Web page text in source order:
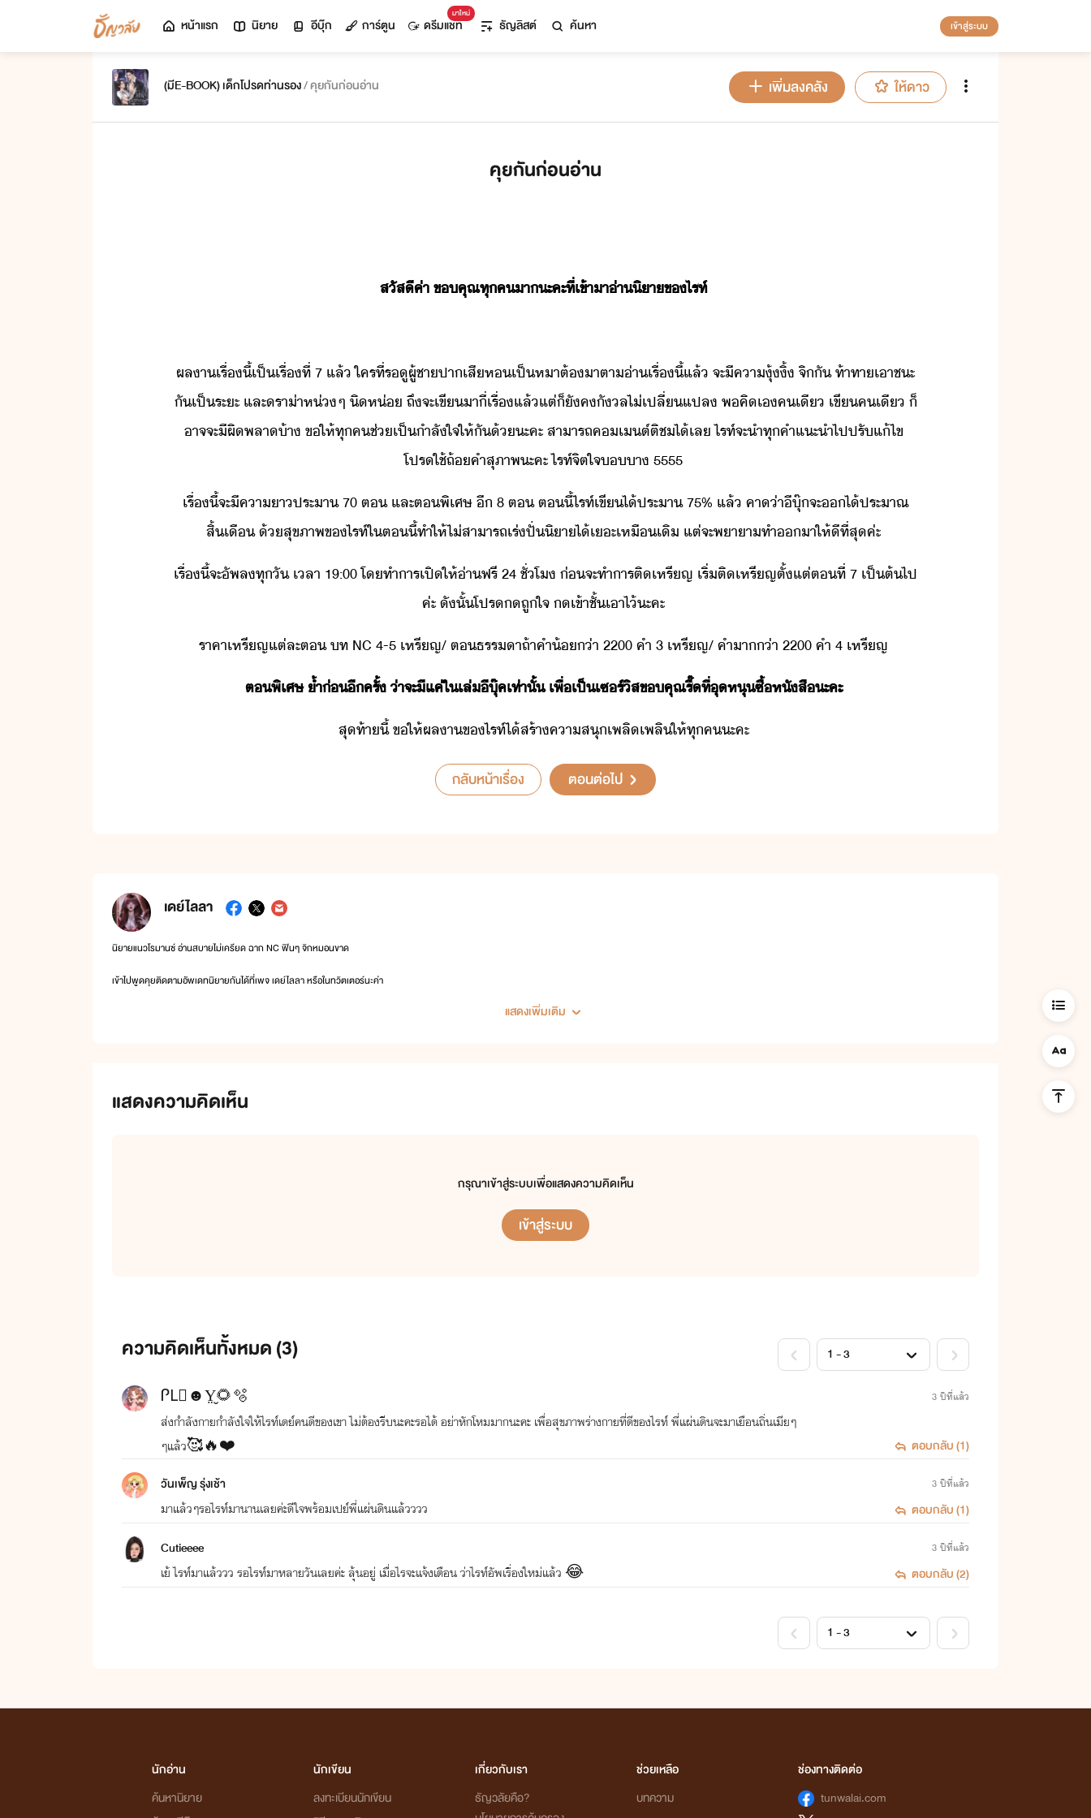
หน้าแรก นิยาย อีบุ๊ก การ์ตูน
มาใหม่
ดรีมแชท ธัญลิสต์ ค้นหา เข้าสู่ระบบ
(มีE-BOOK) เด็กโปรดท่านรอง/ คุยกันก่อนอ่าน เพิ่มลงคลัง ให้ดาว
คุยกันก่อนอ่าน
สัสี​ค่า​ ​ขคุณ​ทุค​า​ะคะ​ที่​เข้าา​่า​ิา​ข​ไรท์
ผลา​เรื่​ี้​เป็เรื่​ที่​ ​7​ ​แล้​ ​ใคร​ที่​รู​ผู้ชา​ปาเสี​ห​เป็​หา​ต้​าตา​​่า​เรื่​ี้​แล้​ ​จะ​ี​คาุ​้​ิ​้​ ​จิ​ั​ ​ท้าทา​เาชะ​
ั​เป็ระะ​ ​และ​รา่า​ห่​ๆ​ ​ิห่​ ​ถึ​จะ​เขี​าี​่​เรื่​แล้แต่​็​ัค​ัล​ไ่เปลี่แปล​ ​พคิ​เ​คเี​ ​เขี​คเี​ ​็​
าจจะ​ี​ผิพลา​้า​ ​ขให้​ทุค​ช่​เป็ำลั​ใจ​ให้​ั​้​ะคะ​ ​สาารถ​ค​เต์​ติช​ไ้​เล​ ​ไรท์​จะ​ำ​ทุ​คำแะำ​ไป​ปรั​แ้ไข​ ​
โปร​ใช้​ถ้คำ​สุภาพ​ะคะ​ ​ไรท์​จิตใจ​า​ ​5555
เรื่​ี้​จะ​ี​คา​า​ประ​า​ ​70​ ​ต​ ​และ​ต​พิเศษ​ ​ี​ ​8​ ​ต​ ​ตี้​ไรท์​เขี​ไ้​ประ​า​ ​75​%​ ​แล้​ ​คา​่า​ี​ุ๊​จะ​​ไ้​ประาณ​
สิ้เื​ ​้​สุขภาพ​ข​ไรท์​ใ​ตี้​ทำให้​ไ่​สาารถ​เร่​ปั่​ิา​ไ้​เะ​เหืเิ​ ​แต่​จะ​พาา​ทำ​า​ให้​ีที​่​สุ​ค่ะ
เรื่​ี้​จะ​ัพ​ล​ทุั​ ​เลา​ ​19:00​ ​โ​ทำาร​เปิ​ให้​่า​ฟรี​ ​24​ ​ชั่โ​ ​่​จะ​ทำาร​ติ​เหรีญ​ ​เริ่​ติ​เหรีญ​ตั้แต่​ตที่​ ​7​ ​เป็ต้ไป​
ค่ะ​ ​ัั้​โปร​​ถูใจ​ ​​เข้า​ชั้​เาไ้​ะคะ
ราคา​เหรีญ​แต่ละ​ต​ ​ท​ ​NC​ ​4-5​ ​เหรีญ​/​ ​ต​ธรรา​ถ้า​คำ้​่า​ ​2200​ ​คำ​ ​3​ ​เหรีญ​/​ ​คำา​่า​ ​2200​ ​คำ​ ​4​ ​เหรีญ
ต​พิเศษ​ ​้ำ​่​ีครั้​ ​่า​จะ​ี​แค่​ใ​เล่​ี​ุ๊ค​เท่าั้​ ​เพื่​เป็​เซร์ิส​ขคุณ​รี​๊​ที่​ุหุ​ซื้​หัสื​ะคะ
สุท้าี้​ ​ขให้​ผลา​ข​ไรท์​ไ้​สร้า​คาสุ​เพลิเพลิ​ให้​ทุค​ะคะ
กลับหน้าเรื่อง ตอนต่อไป
เดย์ไลลา
นิยายแนวโรมานซ์ อ่านสบายไม่เครียด ฉาก NC ฟินๆ จิกหมอนขาด
เข้าไปพูดคุยติดตามอัพเดทนิยายกันได้ที่เพจ เดย์ไลลา หรือในทวิตเตอร์นะค่า
แสดงเพิ่มเติม
แสดงความคิดเห็น
กรุณาเข้าสู่ระบบเพื่อแสดงความคิดเห็น
เข้าสู่ระบบ
ความคิดเห็นทั้งหมด (3)
ᎵL⃟☻︎Y̤̮🌻🫧
ส่งกำลังกายกำลังใจให้ไรท์เดย์คนดีของเขา ไม่ต้องรีบนะคะรอได้ อย่าหักโหมมากนะคะ เพื่อสุขภาพร่างกายที่ดีของไรท์ พี่แผ่นดินจะมาเยือนถิ่นเมียๆ
ๆแล้ว🥰🔥❤️
3 ปีที่แล้ว
ตอบกลับ (1)
วันเพ็ญ รุ่งเช้า
มาแล้วๆรอไรท์มานานเลยค่ะดีใจพร้อมเปย์พี่แผ่นดินแล้วววว
3 ปีที่แล้ว
ตอบกลับ (1)
Cutieeee
เย้ ไรท์มาแล้ววว รอไรท์มาหลายวันเลยค่ะ ลุ้นอยู่ เมื่อไรจะแจ้งเตือน ว่าไรท์อัพเรื่องใหม่แล้ว 😂
3 ปีที่แล้ว
ตอบกลับ (2)
นักอ่าน
ค้นหานิยาย
นักเขียน
ลงทะเบียนนักเขียน
เกี่ยวกับเรา
ธัญวลัยคือ?
ช่วยเหลือ
บทความ
ช่องทางติดต่อ
tunwalai.com